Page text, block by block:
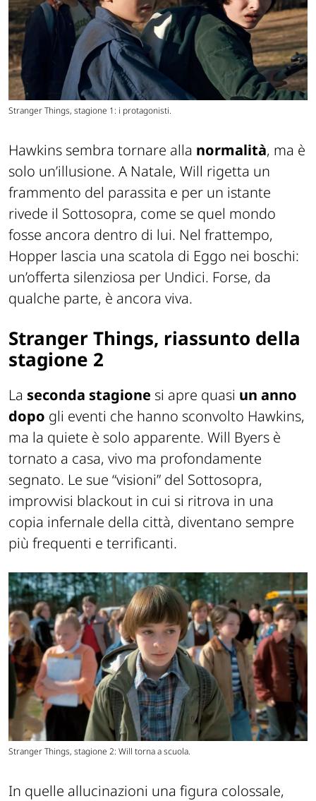
Stranger Things, stagione 1: i protagonisti.
Hawkins sembra tornare alla normalità, ma è
solo un’illusione. A Natale, Will rigetta un
frammento del parassita e per un istante
rivede il Sottosopra, come se quel mondo
fosse ancora dentro di lui. Nel frattempo,
Hopper lascia una scatola di Eggo nei boschi:
un’offerta silenziosa per Undici. Forse, da
qualche parte, è ancora viva.
Stranger Things, riassunto della
stagione 2
La seconda stagione si apre quasi un anno
dopo gli eventi che hanno sconvolto Hawkins,
ma la quiete è solo apparente. Will Byers è
tornato a casa, vivo ma profondamente
segnato. Le sue “visioni” del Sottosopra,
improvvisi blackout in cui si ritrova in una
copia infernale della città, diventano sempre
più frequenti e terrificanti.
Stranger Things, stagione 2: Will torna a scuola.
In quelle allucinazioni una figura colossale,